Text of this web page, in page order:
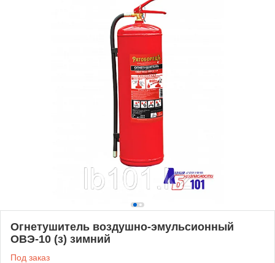
Огнетушитель воздушно-эмульсионный
ОВЭ-10 (з) зимний
Под заказ